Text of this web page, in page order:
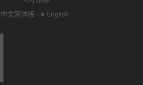
中文简体版 ■ English